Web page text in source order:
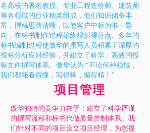
名高校的著名教授、专业工程造价师、建筑师
等各领域的行业精英组成，他们知识储备丰
富，撰稿思路清晰，以使客户中标为唯一导
向，在标书制作过程始终狠抓得分点。多年的
标书编制过程使傲华的撰写人员积累了深厚的
投标分析应对经验，并建立了科学、高效的投
标文件撰写体系。傲华认为:“不论何种领域，
我们都能看得懂，写得棒，编得精！”
项目管理
傲华独特的竞争力在于：建立了科学严谨
的撰写流程和标书代做质量控制体系。我
们针对不同的项目设立项目经理，为您提